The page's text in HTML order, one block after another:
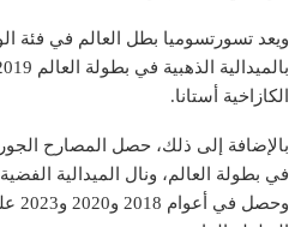
الكازاخية أستانا.
بالإضافة إلى ذلك، حصل المصارح